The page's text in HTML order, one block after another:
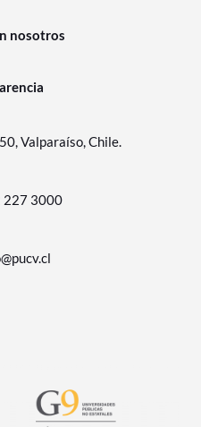
nosotros
Valparaíso, Chile.
227 3000